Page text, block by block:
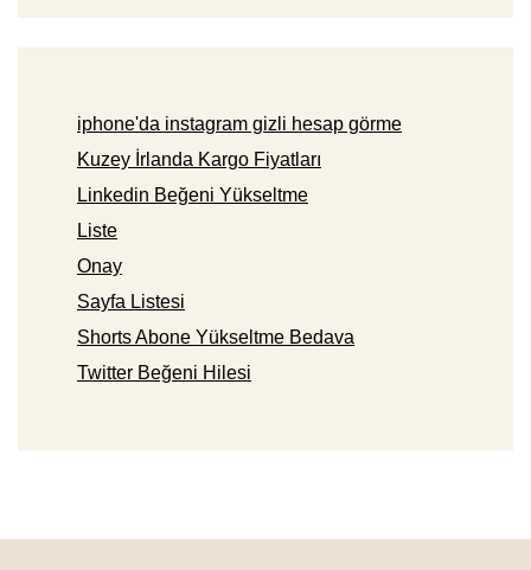
iphone'da instagram gizli hesap görme
Kuzey İrlanda Kargo Fiyatları
Linkedin Beğeni Yükseltme
Liste
Onay
Sayfa Listesi
Shorts Abone Yükseltme Bedava
Twitter Beğeni Hilesi